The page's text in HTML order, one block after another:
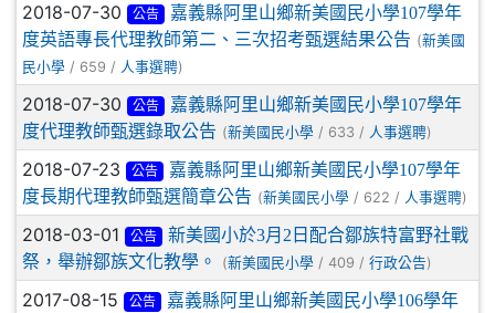
2018-07-30 公告
嘉義縣阿里山鄉新美國民小學107學年
度英語專長代理教師第二、三次招考甄選結果公告 (新美國
民小學 / 659 / 人事選聘)
2018-07-30 公告
嘉義縣阿里山鄉新美國民小學107學年
度代理教師甄選錄取公告 (新美國民小學 / 633 / 人事選聘)
2018-07-23 公告
嘉義縣阿里山鄉新美國民小學107學年
度長期代理教師甄選簡章公告 (新美國民小學 / 622 / 人事選聘)
2018-03-01 公告
新美國小於3月2日配合鄒族特富野社戰
祭，舉辦鄒族文化教學。
(新美國民小學 / 409 / 行政公告)
2017-08-15 公告
嘉義縣阿里山鄉新美國民小學106學年